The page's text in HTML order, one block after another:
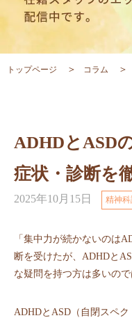
トップページ コラム
ADHDとASD
症状・診断を
2025年10月15日 精神
「集中力が続かないのは
断を受けたが、ADHDと
な疑問を持つ方は多いので
ADHDとASD（自閉スペ